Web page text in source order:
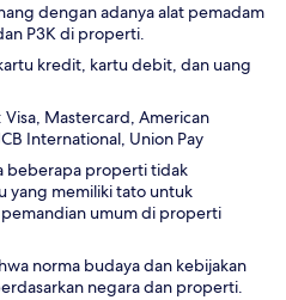
dengan adanya alat pemadam
P3K di properti.
kredit, kartu debit, dan uang
Mastercard, American
International, Union Pay
beberapa properti tidak
yang memiliki tato untuk
umum di properti
norma budaya dan kebijakan
negara dan properti.